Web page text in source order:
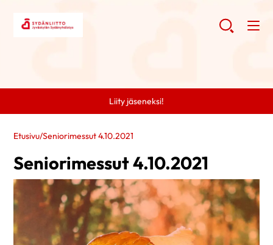
Liity jäseneksi!
Etusivu/Seniorimessut 4.10.2021
Seniorimessut 4.10.2021